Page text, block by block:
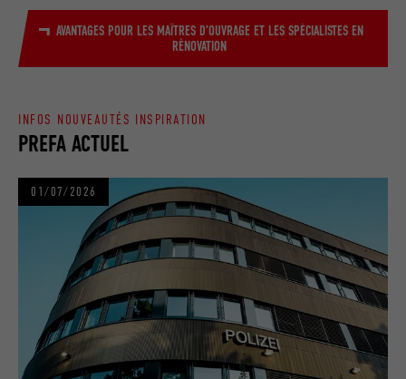
AVANTAGES POUR LES MAÎTRES D’OUVRAGE ET LES SPÉCIALISTES EN
RÉNOVATION
PREFA ACTUEL
INFOS NOUVEAUTÉS INSPIRATION
01/07/2026
cliqué sur une annonce du fournisseur,
avec pour objectif de mesurer l'efficacité
d'une publicité et d'afficher des
publicités plus ciblées pour l'utilisateur.
NOM
EXPIRATION 1 an
UTILITÉ
Est utilisé par Pinterest pour suivre
l'utilisation des services.
NOM __cfduid